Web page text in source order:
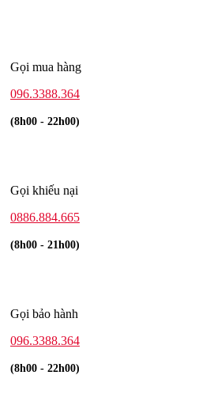
Gọi mua hàng
096.3388.364
(8h00 - 22h00)
Gọi khiếu nại
0886.884.665
(8h00 - 21h00)
Gọi bảo hành
096.3388.364
(8h00 - 22h00)